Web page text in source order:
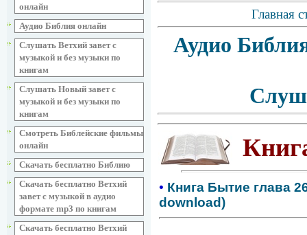
онлайн
Аудио Библия онлайн
Слушать Ветхий завет с
музыкой и без музыки по
книгам
Слушать Новый завет с
музыкой и без музыки по
книгам
Смотреть Библейские фильмы
онлайн
Скачать бесплатно Библию
Скачать бесплатно Ветхий
завет с музыкой в аудио
формате mp3 по книгам
Скачать бесплатно Ветхий
Главная
Аудио
• Книга Бытие глава
download)